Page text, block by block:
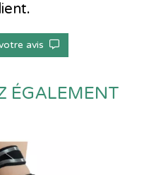
avis
ÉGALEMENT